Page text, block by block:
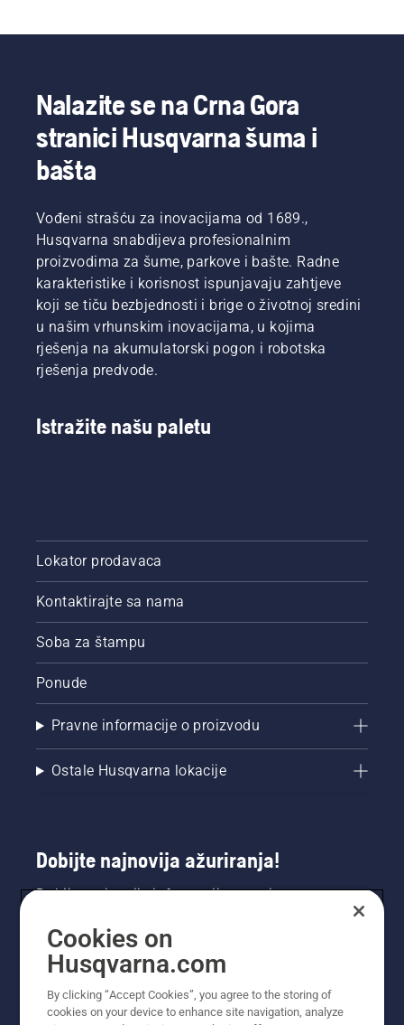
Nalazite se na Crna Gora
stranici Husqvarna šuma i
bašta
Vođeni strašću za inovacijama od 1689.,
Husqvarna snabdijeva profesionalnim
proizvodima za šume, parkove i bašte. Radne
karakteristike i korisnost ispunjavaju zahtjeve
koji se tiču bezbjednosti i brige o životnoj sredini
u našim vrhunskim inovacijama, u kojima
rješenja na akumulatorski pogon i robotska
rješenja predvode.
Istražite našu paletu
Lokator prodavaca
Kontaktirajte sa nama
Soba za štampu
Ponude
Pravne informacije o proizvodu
Ostale Husqvarna lokacije
Dobijte najnovija ažuriranja!
Dobijte najnovije informacije o novim
proizvodima, specijalnim ponudama i još mnogo
toga. Prijavite se na naš bilten ovdje.
Cookies on
Husqvarna.com
By clicking “Accept Cookies”, you agree to the storing of
cookies on your device to enhance site navigation, analyze